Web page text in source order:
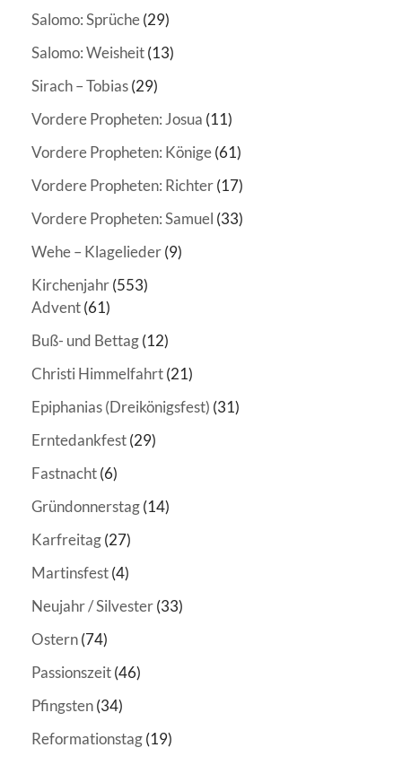
Salomo: Sprüche(29)
Salomo: Weisheit(13)
Sirach – Tobias(29)
Vordere Propheten: Josua (11)
Vordere Propheten: Könige(61)
Vordere Propheten: Richter(17)
Vordere Propheten: Samuel (33)
Wehe – Klagelieder(9)
Kirchenjahr(553)
Advent(61)
Buß- und Bettag(12)
Christi Himmelfahrt(21)
Epiphanias (Dreikönigsfest) (31)
Erntedankfest(29)
Fastnacht(6)
Gründonnerstag(14)
Karfreitag(27)
Martinsfest(4)
Neujahr / Silvester(33)
Ostern(74)
Passionszeit(46)
Pfingsten(34)
Reformationstag(19)